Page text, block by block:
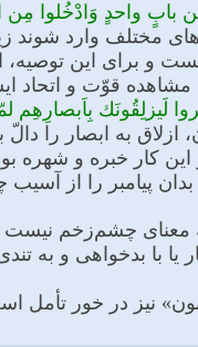
بابٍ واحدٍ وَادْخُلوا
مختلف وارد شوند
و براى این
قوّت و اتحاد
لَیزلِقُونَك بِاَبصارِهِم
ازلاق به ابصار را
كار خبره و شهره
بدان پیامبر را از
چشم‌زخم نیست و
یا با بدخواهى و
نیز در خور تأمل